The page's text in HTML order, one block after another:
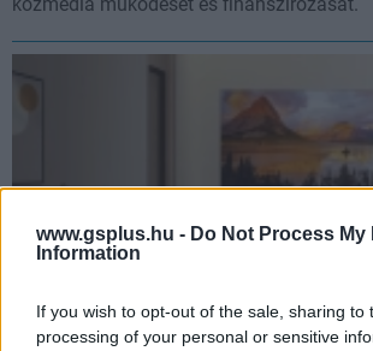
www.gsplus.hu - Do Not Process My
Information
If you wish to opt-out of the sale, sharing to
processing of your personal or sensitive